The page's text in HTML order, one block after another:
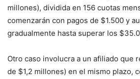
millones), dividida en 156 cuotas
comenzarán con pagos de $1.500 y
gradualmente hasta superar los
Otro caso involucra a un afiliado que
de $1,2 millones) en el mismo plazo,